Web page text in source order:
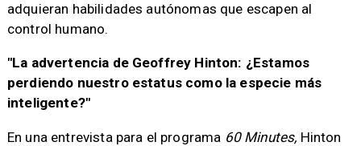
adquieran habilidades autónomas que escapen al
control humano.
"La advertencia de Geoffrey Hinton: ¿Estamos
perdiendo nuestro estatus como la especie más
inteligente?"
En una entrevista para el programa 60 Minutes, Hinton